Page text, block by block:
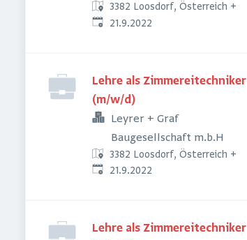
3382 Loosdorf, Österreich +
Veröffentlicht
21.9.2022
Lehre als Zimmereitechniker
(m/w/d)
Leyrer + Graf
Baugesellschaft m.b.H
3382 Loosdorf, Österreich +
Veröffentlicht
21.9.2022
Lehre als Zimmereitechniker